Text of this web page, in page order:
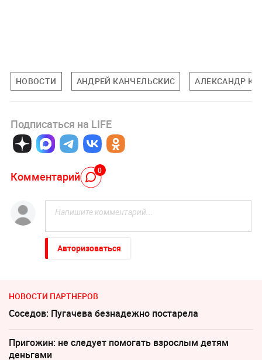
НОВОСТИ АНДРЕЙ КАНЧЕЛЬСКИС АЛЕКСАНДР
Подписаться на LIFE
Комментарий 0
Авторизоваться
НОВОСТИ ПАРТНЕРОВ
Соседов: Пугачева безнадежно постарела
Пригожин: не следует помогать взрослым детям
деньгами